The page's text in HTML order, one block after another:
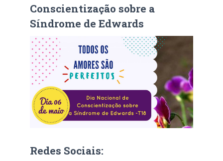
Conscientização sobre a
Síndrome de Edwards
Redes Sociais: